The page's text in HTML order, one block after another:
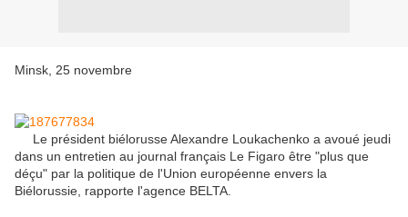
Minsk, 25 novembre
Le président biélorusse Alexandre Loukachenko a avoué jeudi
dans un entretien au journal français Le Figaro être "plus que
déçu" par la politique de l'Union européenne envers la
Biélorussie, rapporte l'agence BELTA.